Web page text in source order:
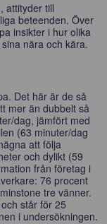
attityder till
beteenden. Över
insikter i hur olika
nära och kära.
Det här är de så
mer än dubbelt så
dag, jämfört med
(63 minuter/dag
att följa
och dylikt (59
från företag i
76 procent
tre vänner.
står för 25
i undersökningen.